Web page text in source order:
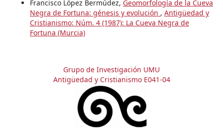
Francisco López Bermúdez, Geomorfología de la Cueva
Negra de Fortuna: génesis y evolución , Antigüedad y
Cristianismo: Núm. 4 (1987): La Cueva Negra de
Fortuna (Murcia)
Grupo de Investigación UMU
Antigüedad y Cristianismo E041-04